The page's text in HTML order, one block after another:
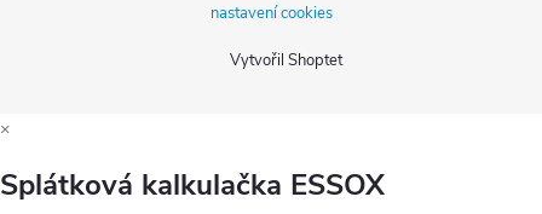
Vytvořil Shoptet
nastavení cookies
×
Splátková kalkulačka ESSOX